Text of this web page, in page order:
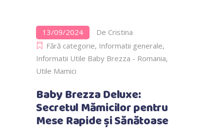
13/09/2024 De Cristina
Fără categorie, Informatii generale,
Informatii Utile Baby Brezza - Romania,
Utile Mamici
Baby Brezza Deluxe:
Secretul Mămicilor pentru
Mese Rapide și Sănătoase